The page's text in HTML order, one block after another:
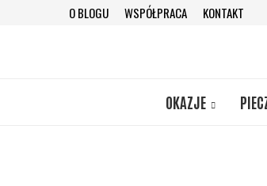
O BLOGU WSPÓŁPRACA KONTAKT
OKAZJE